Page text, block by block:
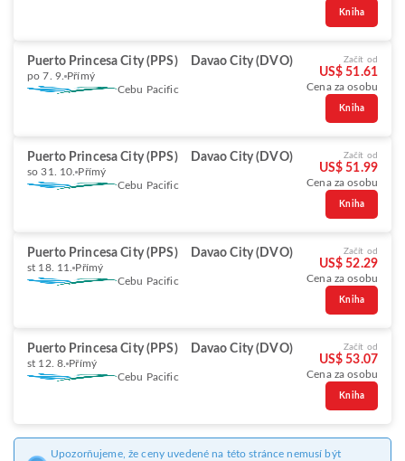
Kniha
Puerto Princesa City (PPS) Davao City (DVO)
po 7. 9. Přímý
Cebu Pacific
Začít od
US$ 51.61
Cena za osobu
Kniha
Puerto Princesa City (PPS) Davao City (DVO)
so 31. 10. Přímý
Cebu Pacific
Začít od
US$ 51.99
Cena za osobu
Kniha
Puerto Princesa City (PPS) Davao City (DVO)
st 18. 11. Přímý
Cebu Pacific
Začít od
US$ 52.29
Cena za osobu
Kniha
Puerto Princesa City (PPS) Davao City (DVO)
st 12. 8. Přímý
Cebu Pacific
Začít od
US$ 53.07
Cena za osobu
Kniha
Upozorňujeme, že ceny uvedené na této stránce nemusí být